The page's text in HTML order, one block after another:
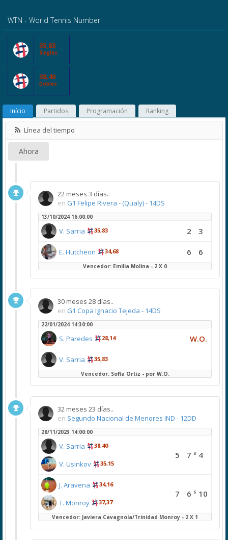
WTN - World Tennis Number
35,83
Singles
38,40
Dobles
Início Partidos Programación Ranking
Línea del tiempo
Ahora
22 meses 3 días..
en G1 Felipe Rivera - (Qualy) - 14DS
13/10/2024 16:00:00
V. Sarria 35,83 2 3
E. Hutcheon 34,68 6 6
Vencedor: Emilia Molina - 2 X 0
30 meses 28 días..
en G1 Copa Ignacio Tejeda - 14DS
22/01/2024 14:30:00
S. Paredes 28,14 W.O.
V. Sarria 35,83
Vencedor: Sofia Ortiz - por W.O.
32 meses 23 días..
en Segundo Nacional de Menores IND - 12DD
28/11/2023 14:00:00
V. Sarria 38,40
V. Usinkov 35,15
5 7 8 4
J. Aravena 34,16
T. Monroy 37,37
7 6 6 10
Vencedor: Javiera Cavagnola/Trinidad Monroy - 2 X 1